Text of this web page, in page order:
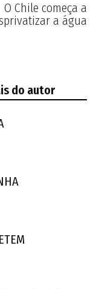
O Chile começa a
a água
do autor